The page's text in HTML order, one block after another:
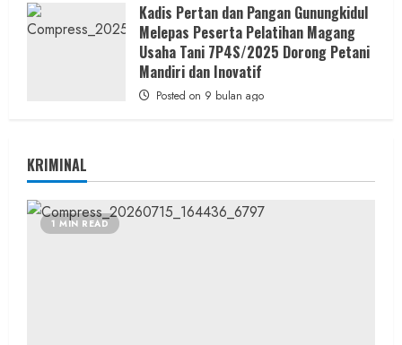
Kadis Pertan dan Pangan Gunungkidul
Melepas Peserta Pelatihan Magang
Usaha Tani 7P4S/2025 Dorong Petani
Mandiri dan Inovatif
Posted on 9 bulan ago
KRIMINAL
1 MIN READ